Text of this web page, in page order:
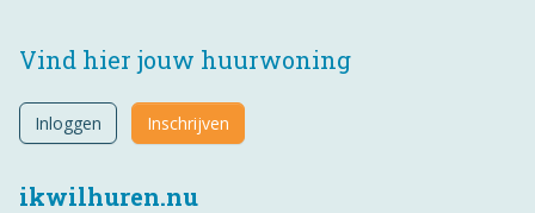
ikwilhuren.nu
Vind hier jouw huurwoning
Inloggen Inschrijven